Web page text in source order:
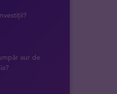
aur de